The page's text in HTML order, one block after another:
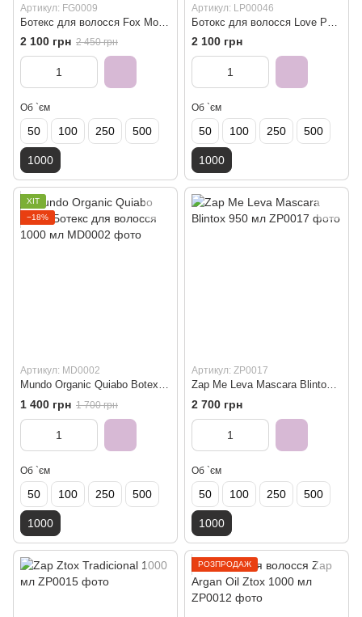
Артикул: FG0009
2 100 грн 2 450 грн
Об `єм
50 100 250 500
1000
Артикул: LP00046
2 100 грн
Об `єм
50 100 250 500
1000
ХІТ
−18%
Артикул: MD0002
Mundo Organic Quiabo Botex Ботекс для волосся 1000 мл
1 400 грн 1 700 грн
Об `єм
50 100 250 500
1000
Артикул: ZP0017
Zap Me Leva Mascara Blintox 950 мл
2 700 грн
Об `єм
50 100 250 500
1000
РОЗПРОДАЖ